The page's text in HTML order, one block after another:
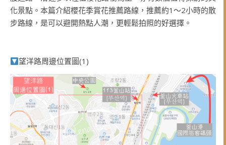
化景點。本篇介紹櫻花季賞花推薦路線，推薦約1～2小時的散
步路線，是可以避開熱點人潮，更輕鬆拍照的好選擇。
望洋路周邊位置圖(1)